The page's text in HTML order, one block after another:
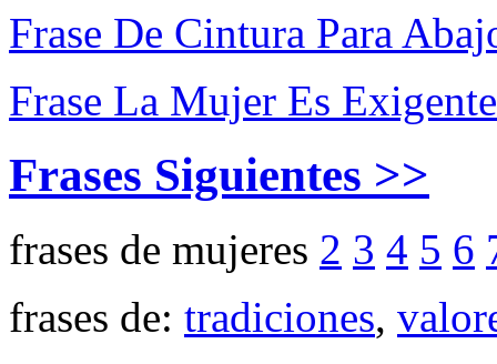
Frase De Cintura Para
Frase La Mujer Es
Frases Siguientes >>
frases de mujeres 2 3 4 5 6
frases de: tradiciones,